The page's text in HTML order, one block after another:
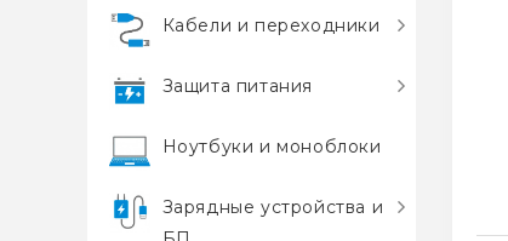
Кабели и переходники
Защита питания
Ноутбуки и моноблоки
Зарядные устройства и